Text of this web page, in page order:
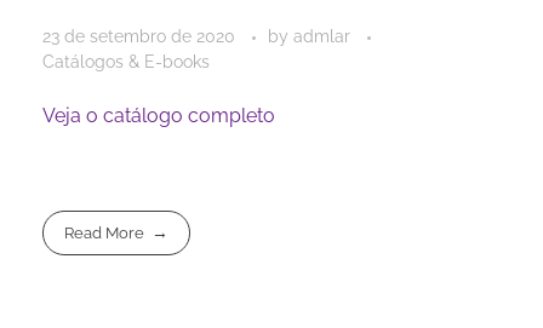
23 de setembro de 2020 by admlar
Catálogos & E-books
Veja o catálogo completo
Read More